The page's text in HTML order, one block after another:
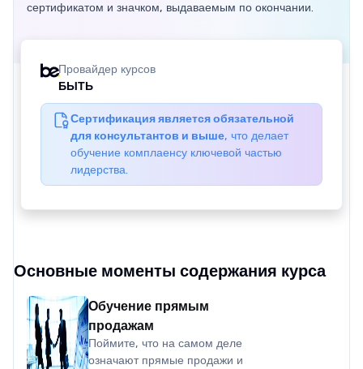
сертификатом и значком, выдаваемым по окончании.
Провайдер курсов
БЫТЬ
Сертификация является обязательной
для консультантов и выше, что делает
обучение комплаенсу ключевой частью
лидерства.
Основные моменты содержания курса
Обучение прямым
продажам
Поймите, что на самом деле
означают прямые продажи и